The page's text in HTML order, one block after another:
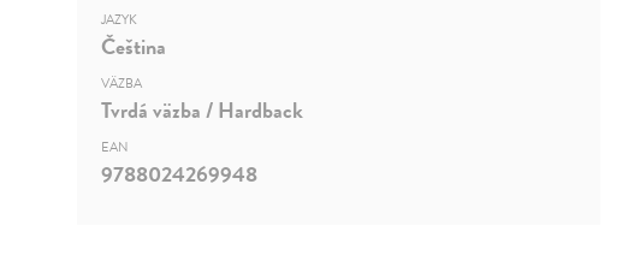
JAZYK
Čeština
VÄZBA
Tvrdá väzba / Hardback
EAN
9788024269948